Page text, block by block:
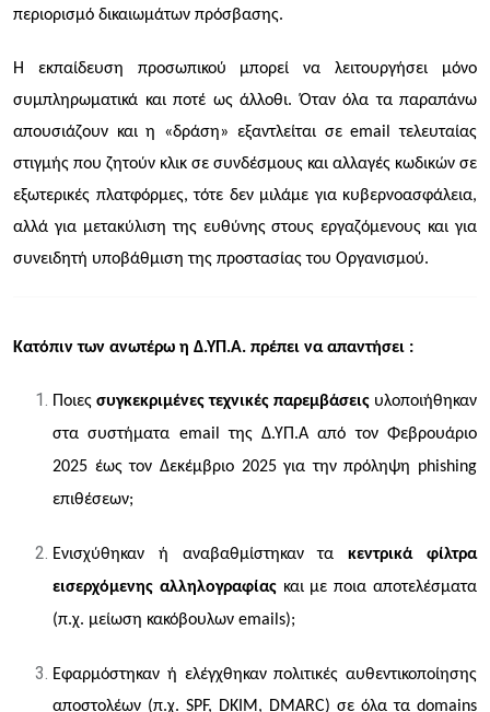
περιορισμό δικαιωμάτων πρόσβασης.
Η εκπαίδευση προσωπικού μπορεί να λειτουργήσει μόνο
συμπληρωματικά και ποτέ ως άλλοθι. Όταν όλα τα παραπάνω
απουσιάζουν και η «δράση» εξαντλείται σε email τελευταίας
στιγμής που ζητούν κλικ σε συνδέσμους και αλλαγές κωδικών σε
εξωτερικές πλατφόρμες, τότε δεν μιλάμε για κυβερνοασφάλεια,
αλλά για μετακύλιση της ευθύνης στους εργαζόμενους και για
συνειδητή υποβάθμιση της προστασίας του Οργανισμού.
Κατόπιν των ανωτέρω η Δ.ΥΠ.Α. πρέπει να απαντήσει :
Ποιες συγκεκριμένες τεχνικές παρεμβάσεις υλοποιήθηκαν
στα συστήματα email της Δ.ΥΠ.Α από τον Φεβρουάριο
2025 έως τον Δεκέμβριο 2025 για την πρόληψη phishing
επιθέσεων;
Ενισχύθηκαν ή αναβαθμίστηκαν τακεντρικά φίλτρα
εισερχόμενης αλληλογραφίαςκαι με ποια αποτελέσματα
(π.χ. μείωση κακόβουλων emails);
Εφαρμόστηκαν ή ελέγχθηκαν πολιτικές αυθεντικοποίησης
αποστολέων (π.χ. SPF, DKIM, DMARC) σε όλα τα domains